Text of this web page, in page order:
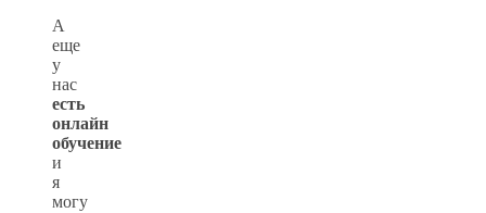
А
еще
у
нас
есть
онлайн
обучение
и
я
могу